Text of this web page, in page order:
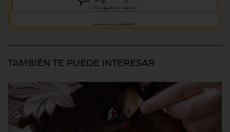
TAMBIÉN TE PUEDE INTERESAR